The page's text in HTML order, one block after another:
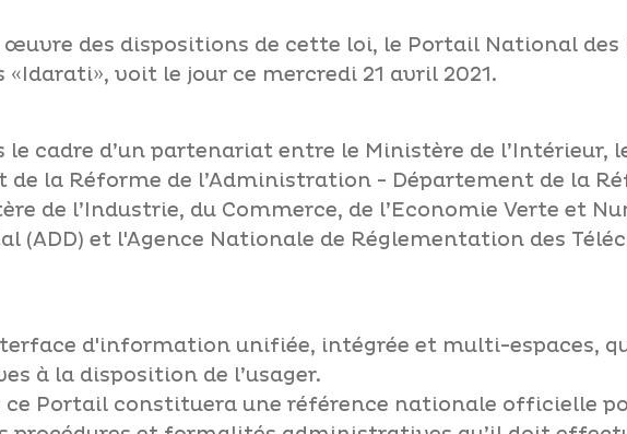
œuvre des dispositions de cette loi, le Portail National des
voit le jour ce mercredi 21 avril 2021.
le cadre d’un partenariat entre le Ministère de l’Intérieur,
de la Réforme de l’Administration - Département de la
de l’Industrie, du Commerce, de l’Economie Verte et
(ADD) et l'Agence Nationale de Réglementation des
d'information unifiée, intégrée et multi-espaces,
à la disposition de l’usager.
ce Portail constituera une référence nationale officielle